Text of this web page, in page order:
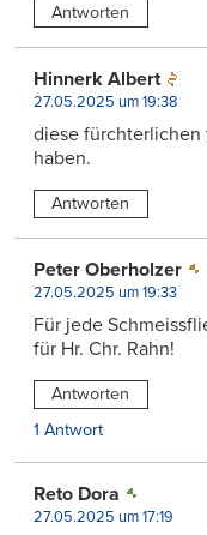
Antworten
Hinnerk Albert
27.05.2025 um 19:38
diese fürchterlichen
haben.
Antworten
Peter Oberholzer
27.05.2025 um 19:33
Für jede
für Hr. Chr. Rahn!
Antworten
1 Antwort
Reto Dora
27.05.2025 um 17:19